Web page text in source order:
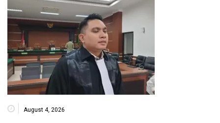
August 4, 2026